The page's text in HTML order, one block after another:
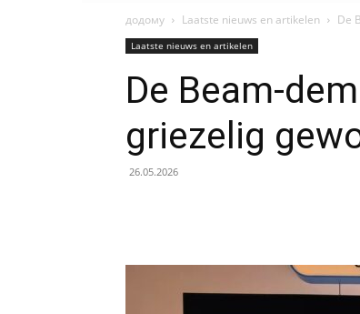
додому Laatste nieuws en artikelen De
Laatste nieuws en artikelen
De Beam-
griezelig
26.05.2026